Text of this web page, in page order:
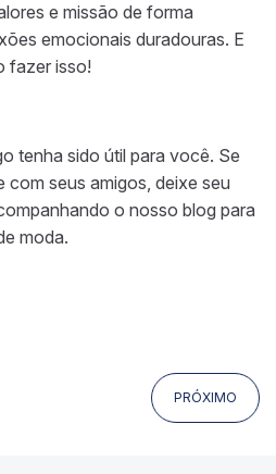
e missão de forma
emocionais duradouras. E
fazer isso!
tenha sido útil para você. Se
seus amigos, deixe seu
o nosso blog para
moda.
PRÓXIMO